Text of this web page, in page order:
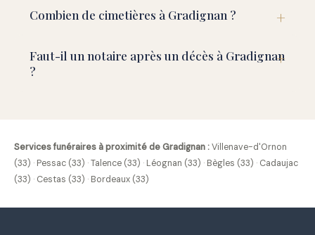
Combien de cimetières à Gradignan ?
Faut-il un notaire après un décès à Gradignan
?
Services funéraires à proximité de Gradignan :Villenave-d'Ornon
(33) · Pessac (33) ·Talence (33) · Léognan (33) · Bègles (33) · Cadaujac
(33) · Cestas (33) · Bordeaux (33)